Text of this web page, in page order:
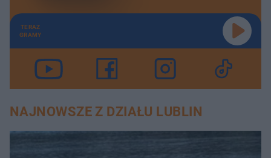
TERAZ
GRAMY
NAJNOWSZE Z DZIAŁU LUBLIN